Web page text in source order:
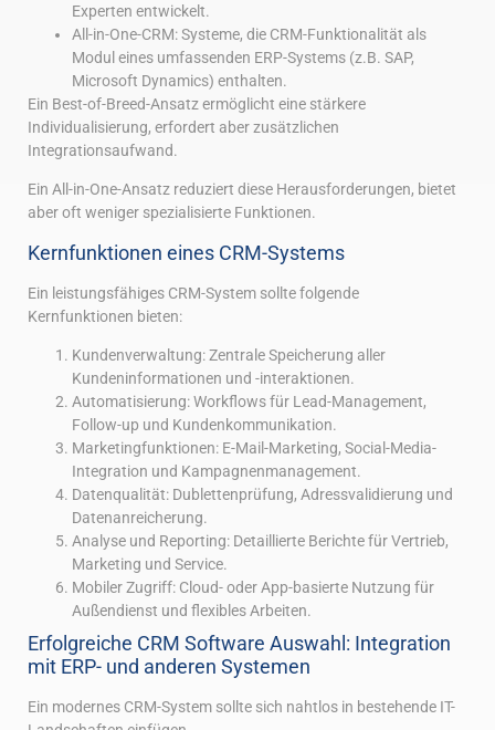
Experten entwickelt.
All-in-One-CRM: Systeme, die CRM-Funktionalität als
Modul eines umfassenden ERP-Systems (z.B. SAP,
Microsoft Dynamics) enthalten.
Ein Best-of-Breed-Ansatz ermöglicht eine stärkere
Individualisierung, erfordert aber zusätzlichen
Integrationsaufwand.
Ein All-in-One-Ansatz reduziert diese Herausforderungen, bietet
aber oft weniger spezialisierte Funktionen.
Kernfunktionen eines CRM-Systems
Ein leistungsfähiges CRM-System sollte folgende
Kernfunktionen bieten:
Kundenverwaltung: Zentrale Speicherung aller
Kundeninformationen und -interaktionen.
Automatisierung: Workflows für Lead-Management,
Follow-up und Kundenkommunikation.
Marketingfunktionen: E-Mail-Marketing, Social-Media-
Integration und Kampagnenmanagement.
Datenqualität: Dublettenprüfung, Adressvalidierung und
Datenanreicherung.
Analyse und Reporting: Detaillierte Berichte für Vertrieb,
Marketing und Service.
Mobiler Zugriff: Cloud- oder App-basierte Nutzung für
Außendienst und flexibles Arbeiten.
Erfolgreiche CRM Software Auswahl: Integration
mit ERP- und anderen Systemen
Ein modernes CRM-System sollte sich nahtlos in bestehende IT-